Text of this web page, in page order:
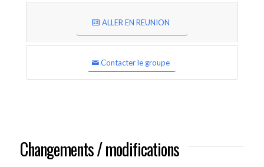
ALLER EN REUNION
Contacter le groupe
Changements / modifications